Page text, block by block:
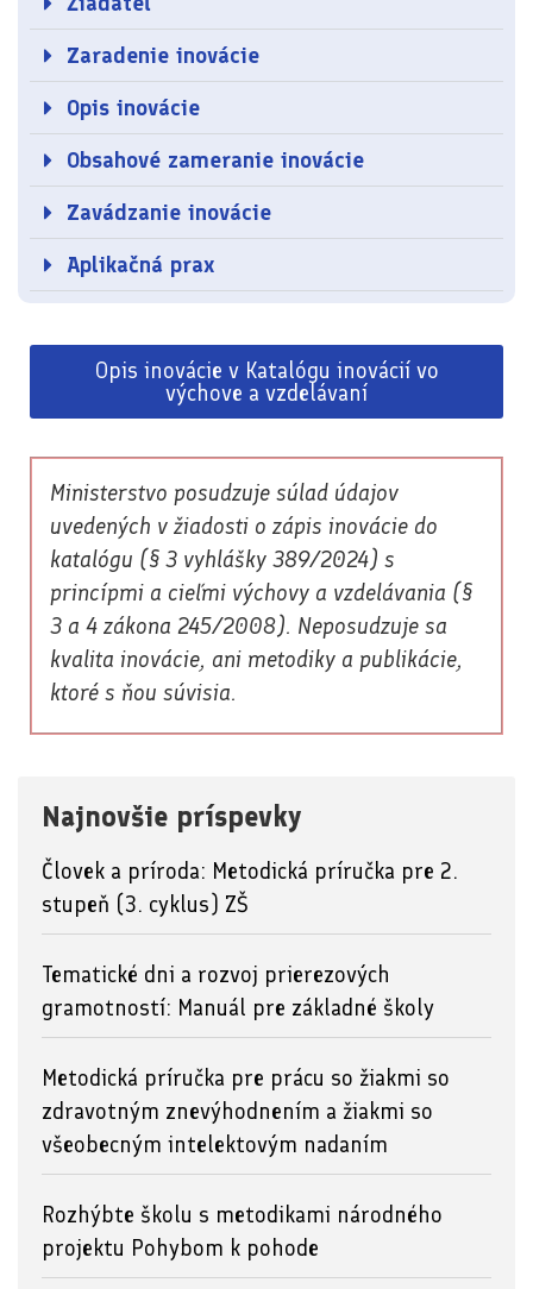
Zaradenie inovácie
Opis inovácie
Obsahové zameranie inovácie
Zavádzanie inovácie
Aplikačná prax
Opis inovácie v Katalógu inovácií vo
výchove a vzdelávaní
Ministerstvo posudzuje súlad údajov
uvedených v žiadosti o zápis inovácie do
katalógu (§ 3 vyhlášky 389/2024) s
princípmi a cieľmi výchovy a vzdelávania (§
3 a 4 zákona 245/2008). Neposudzuje sa
kvalita inovácie, ani metodiky a publikácie,
ktoré s ňou súvisia.
Najnovšie príspevky
Človek a príroda: Metodická príručka pre 2.
stupeň (3. cyklus) ZŠ
Tematické dni a rozvoj prierezových
gramotností: Manuál pre základné školy
Metodická príručka pre prácu so žiakmi so
zdravotným znevýhodnením a žiakmi so
všeobecným intelektovým nadaním
Rozhýbte školu s metodikami národného
projektu Pohybom k pohode